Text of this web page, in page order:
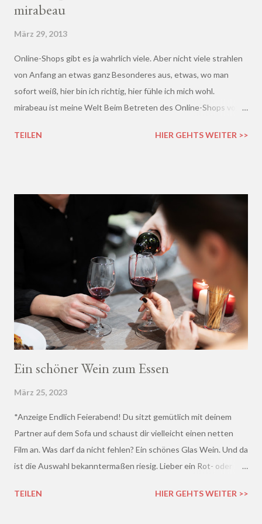
mirabeau
März 29, 2013
Online-Shops gibt es ja wahrlich viele. Aber nicht viele strahlen
von Anfang an etwas ganz Besonderes aus, etwas, wo man
sofort weiß, hier bin ich richtig, hier fühle ich mich wohl.
mirabeau ist meine Welt Beim Betreten des Online-Shops von
Harmonische - ich wusste sofort, hier fühle ich mich wohl :)
TEILEN HIER GEHTS WEITER >>
Ein schöner Wein zum Essen
März 25, 2023
*Anzeige Endlich Feierabend! Du sitzt gemütlich mit deinem
Partner auf dem Sofa und schaust dir vielleicht einen netten
Film an. Was darf da nicht fehlen? Ein schönes Glas Wein. Und da
ist die Auswahl bekanntermaßen riesig. Lieber ein Rot- oder
lieblich? Du hast die Qual der Wahl :D Wenn du so wie ich kaum
TEILEN HIER GEHTS WEITER >>